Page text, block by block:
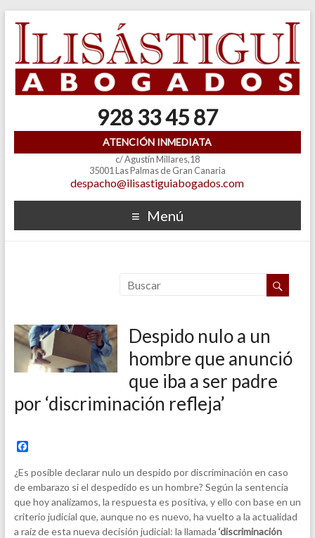
928 33 45 87
ATENCIÓN INMEDIATA
c/ Agustín Millares,18
35001 Las Palmas de Gran Canaria
despacho@ilisastiguiabogados.com
Menú
Despido nulo a un
hombre que anunció
que iba a ser padre
por ‘discriminación refleja’
F
c
e
b
o
o
k
¿Es posible declarar nulo un despido por discriminación en caso
de embarazo si el despedido es un hombre? Según la sentencia
que hoy analizamos, la respuesta es positiva, y ello con base en un
criterio judicial que, aunque no es nuevo, ha vuelto a la actualidad
a raíz de esta nueva decisión judicial: la llamada ‘discriminación